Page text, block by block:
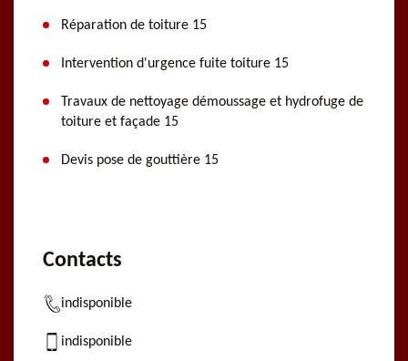
Réparation de toiture 15
Intervention d'urgence fuite toiture 15
Travaux de nettoyage démoussage et hydrofuge de
toiture et façade 15
Devis pose de gouttière 15
Contacts
indisponible
indisponible